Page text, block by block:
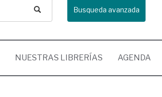
Busqueda avanzada
NUESTRAS LIBRERÍAS AGENDA